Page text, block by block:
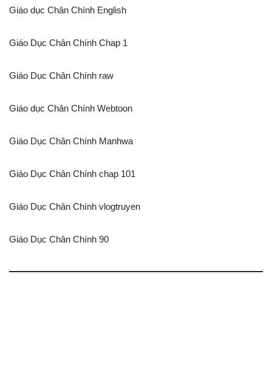
Giáo dục Chân Chính English
Giáo Dục Chân Chính Chap 1
Giáo Dục Chân Chính raw
Giáo dục Chân Chính Webtoon
Giáo Dục Chân Chính Manhwa
Giáo Dục Chân Chính chap 101
Giáo Dục Chân Chính vlogtruyen
Giáo Dục Chân Chính 90